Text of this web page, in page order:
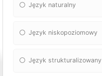
Język naturalny
Język niskopoziomowy
Język strukturalizowany